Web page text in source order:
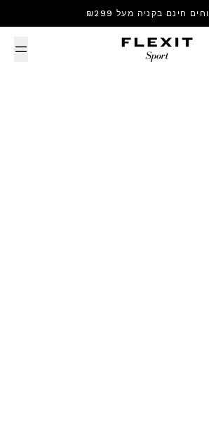
Skip to content חינם בקניה מעל ₪299